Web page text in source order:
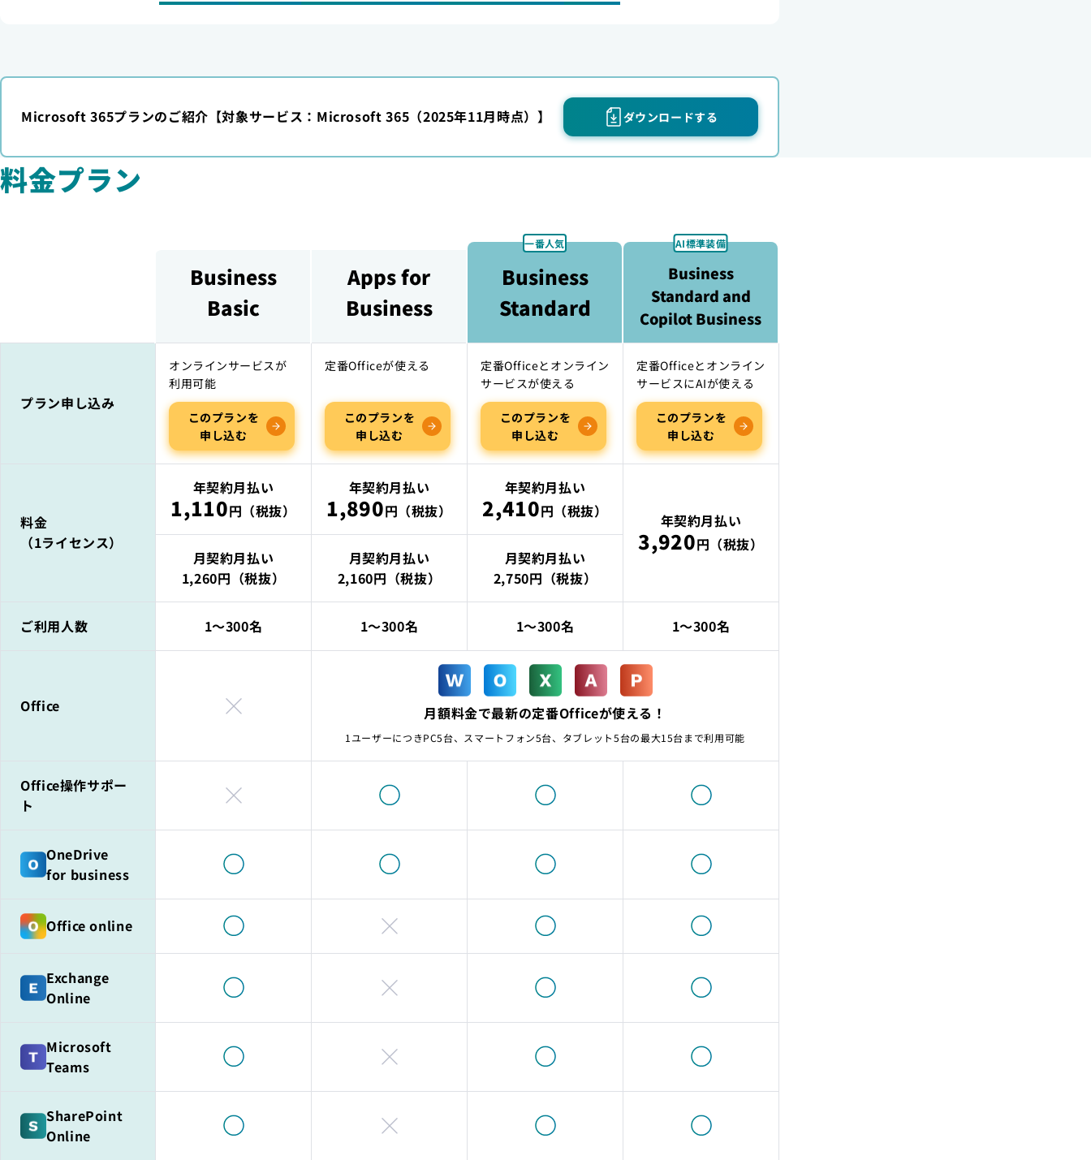
Microsoft 365プランのご紹介【対象サービス：Microsoft 365（2025年11月時点）】 ダウンロードする
料金プラン
Business
Basic
Apps for
Business
Business
Standard
Business
Standard and
Copilot Business
プラン申し込み
オンラインサービスが
利用可能
このプランを
申し込む
定番Officeが使える
このプランを
申し込む
定番Officeとオンライン
サービスが使える
このプランを
申し込む
定番Officeとオンライン
サービスにAIが使える
このプランを
申し込む
料金
（1ライセンス）
年契約月払い
1,110円（税抜）
年契約月払い
1,890円（税抜）
年契約月払い
2,410円（税抜） 年契約月払い
3,920円（税抜）
月契約月払い
1,260円（税抜）
月契約月払い
2,160円（税抜）
月契約月払い
2,750円（税抜）
ご利用人数 1〜300名 1〜300名 1〜300名 1〜300名
Office 月額料金で最新の定番Officeが使える！
1ユーザーにつきPC5台、スマートフォン5台、タブレット5台の最大15台まで利用可能
Office操作サポー
ト
OneDrive
for business
Office online
Exchange
Online
Microsoft
Teams
SharePoint
Online